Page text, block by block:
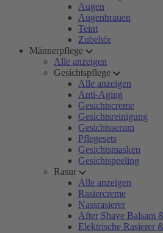
Augen
Augenbrauen
Teint
Zubehör
Männerpflege
Alle anzeigen
Gesichtspflege
Alle anzeigen
Anti-Aging
Gesichtscreme
Gesichtsreinigung
Gesichtsserum
Pflegesets
Gesichtsmasken
Gesichtspeeling
Rasur
Alle anzeigen
Rasiercreme
Nassrasierer
After Shave Balsam
Elektrische Rasierer